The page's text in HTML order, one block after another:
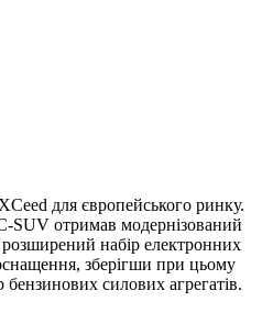
для європейського ринку.
SUV отримав модернізований
розширений набір електронних
зберігши при цьому
силових агрегатів.